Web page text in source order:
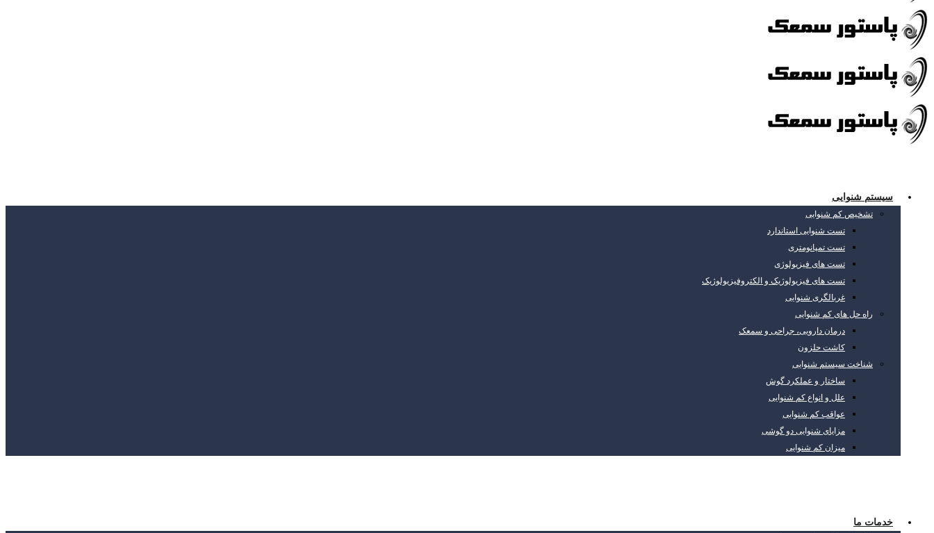
سیستم شنوایی
تشخیص کم شنوایی
تست شنوایی استاندارد
تست تمپانومتری
تست های فیزیولوژی
تست های فیزیولوژیک و الکتروفیزیولوژیک
غربالگری شنوایی
راه حل های کم شنوایی
درمان دارویی، جراحی و سمعک
کاشت حلزون
شناخت سیستم شنوایی
ساختار و عملکرد گوش
علل و انواع کم شنوایی
عواقب کم شنوایی
مزایای شنوایی دو گوشی
میزان کم شنوایی
خدمات ما